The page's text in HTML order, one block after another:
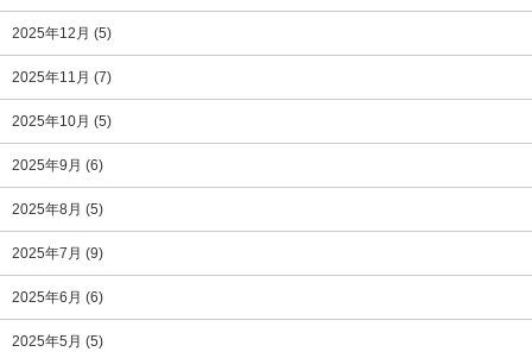
2025年12月 (5)
2025年11月 (7)
2025年10月 (5)
2025年9月 (6)
2025年8月 (5)
2025年7月 (9)
2025年6月 (6)
2025年5月 (5)